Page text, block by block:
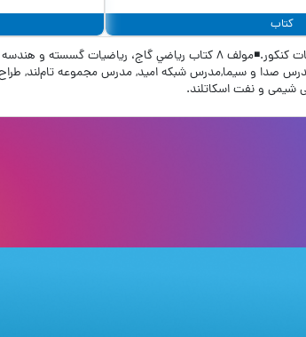
کتاب
آلا (سال ٩٤ تا ٩٦),مدرس صدا و سيما,مدرس شبكه اميد, مدرس
شيمی و نفت اسكاتلند.